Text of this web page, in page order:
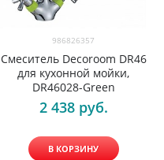
986826357
Смеситель Decoroom DR46
для кухонной мойки,
DR46028-Green
2 438 руб.
В КОРЗИНУ